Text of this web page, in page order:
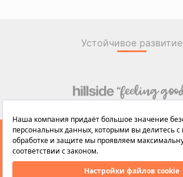
Устойчивое развитие